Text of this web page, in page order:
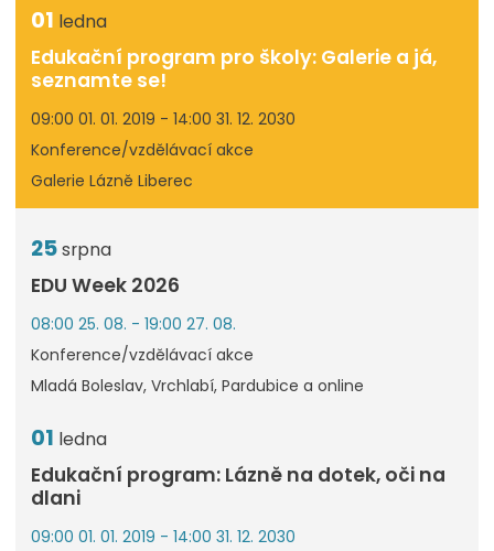
01 ledna
Edukační program pro školy: Galerie a já,
seznamte se!
09:00 01. 01. 2019 - 14:00 31. 12. 2030
Konference/vzdělávací akce
Galerie Lázně Liberec
25srpna
EDU Week 2026
08:00 25. 08. - 19:00 27. 08.
Konference/vzdělávací akce
Mladá Boleslav, Vrchlabí, Pardubice a online
01 ledna
Edukační program: Lázně na dotek, oči na
dlani
09:00 01. 01. 2019 - 14:00 31. 12. 2030